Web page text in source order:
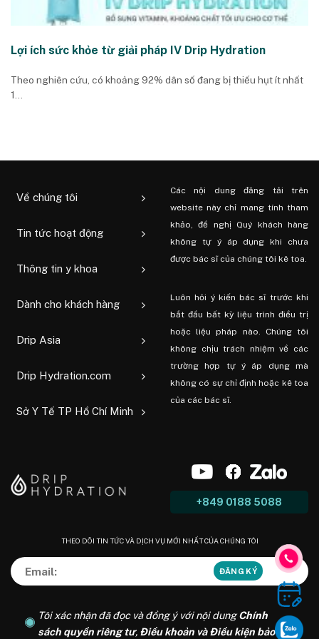
Lợi ích sức khỏe từ giải pháp IV Drip Hydration
Theo nghiên cứu, có khoảng 92% dân số đang bị thiếu hụt ít nhất
1...
Về chúng tôi
Tin tức hoạt động
Thông tin y khoa
Dành cho khách hàng
Drip Asia
Drip Hydration.com
Sở Y Tế TP Hồ Chí Minh
Các nội dung đăng tải trên
website này chỉ mang tính tham
khảo, đề nghị Quý khách hàng
không tự ý áp dụng khi chưa
được bác sĩ của chúng tôi kê toa.
Luôn hỏi ý kiến ​​bác sĩ trước khi
bắt đầu bất kỳ liệu trình điều trị
hoặc liệu pháp nào. Chúng tôi
không chịu trách nhiệm về các
trường hợp tự ý áp dụng mà
không có sự chỉ định hoặc kê toa
của các bác sĩ.
+849 0188 5088
THEO DÕI TIN TỨC VÀ DỊCH VỤ MỚI NHẤT CỦA CHÚNG TÔI
Tôi xác nhận đã đọc và đồng ý với nội dungChính
sách quyền riêng tư, Điều khoản và Điều kiện bảo